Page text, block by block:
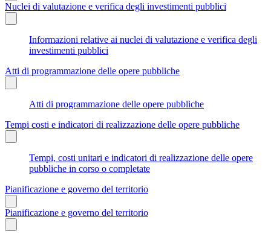
Nuclei di valutazione e verifica degli investimenti pubblici
Informazioni relative ai nuclei di valutazione e verifica degli
investimenti pubblici
Atti di programmazione delle opere pubbliche
Atti di programmazione delle opere pubbliche
Tempi costi e indicatori di realizzazione delle opere pubbliche
Tempi, costi unitari e indicatori di realizzazione delle opere
pubbliche in corso o completate
Pianificazione e governo del territorio
Pianificazione e governo del territorio